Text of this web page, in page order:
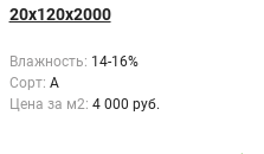
20х120х2000
Влажность: 14-16%
Сорт: А
Цена за м2: 4 000 руб.